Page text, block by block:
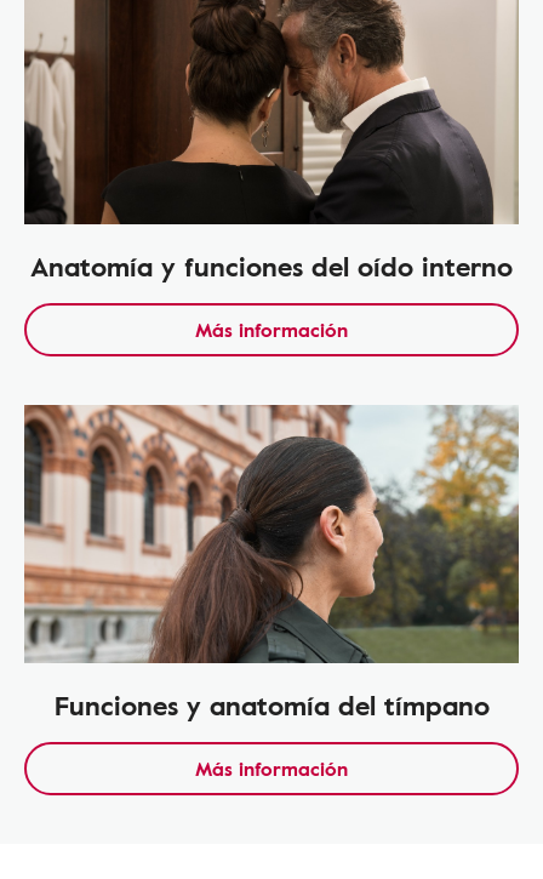
Anatomía y funciones del oído interno
Más información
Funciones y anatomía del tímpano
Más información